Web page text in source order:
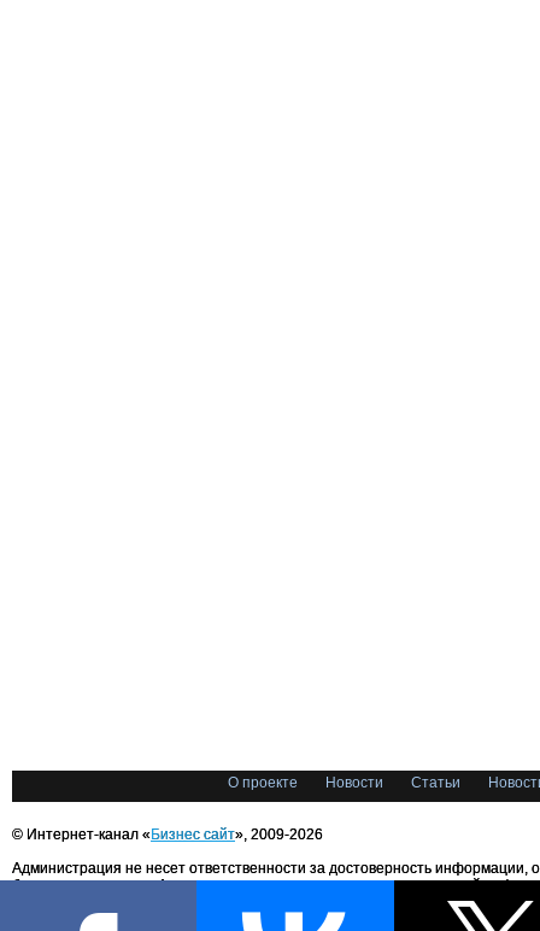
О проекте Новости Статьи
© Интернет-канал «Бизнес сайт», 2009-2026
Администрация не несет ответственности за достоверность информации,
блоггерами портала. Администрация не предоставляет справочной
Все права на любые материалы, опубликованные на сайте, защищены в